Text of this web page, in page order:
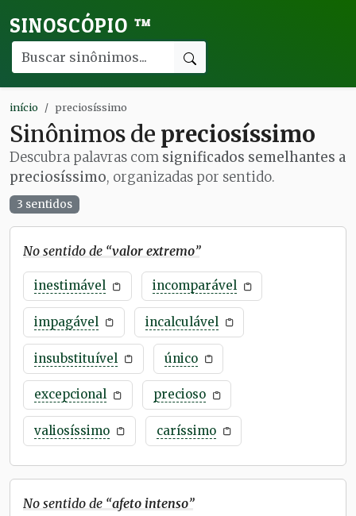
SINOSCÓPIO ™
início preciosíssimo
Sinônimos de preciosíssimo
Descubra palavras com significados semelhantes a
preciosíssimo, organizadas por sentido.
3 sentidos
No sentido de “valor extremo”
inestimável incomparável
impagável incalculável
insubstituível único
excepcional precioso
valiosíssimo caríssimo
No sentido de “afeto intenso”